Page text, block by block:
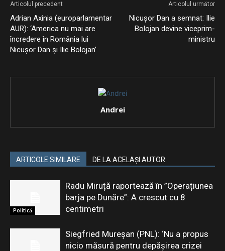
Articolul precedent
Adrian Axinia (europarlamentar
AUR): ‘America nu mai are
încredere în România lui
Nicușor Dan și Ilie Bolojan’
Articolul următor
Nicușor Dan a semnat: Ilie
Bolojan devine viceprim-
ministru
Andrei
ARTICOLE SIMILARE DE LA ACELAȘI AUTOR
Politică
Radu Miruță raportează în ”Operațiunea
barja pe Dunăre”: A crescut cu 8
centimetri
Siegfried Mureșan (PNL): ‘Nu a propus
nicio măsură pentru depăşirea crizei